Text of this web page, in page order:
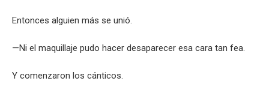
Entonces alguien más se unió.
—Ni el maquillaje pudo hacer desaparecer esa cara tan fea.
Y comenzaron los cánticos.